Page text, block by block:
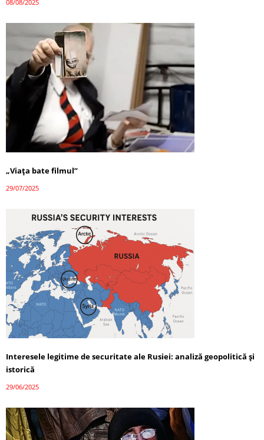
08/08/2025
„Viața bate filmul”
29/07/2025
Interesele legitime de securitate ale Rusiei: analiză geopolitică și
istorică
29/06/2025